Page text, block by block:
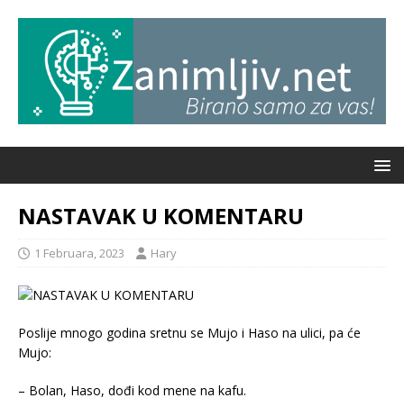
NASTAVAK U KOMENTARU
1 Februara, 2023 Hary
Poslije mnogo godina sretnu se Mujo i Haso na ulici, pa će
Mujo:
– Bolan, Haso, dođi kod mene na kafu.